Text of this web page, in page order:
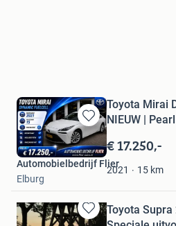
Bewaren
in
Mijn
Favorieten
Toyota Mirai
NIEUW | Pearl
€ 17.250,-
2021 15 km
Automobielbedrijf Flier
Elburg
Bewaren
Toyota Supra